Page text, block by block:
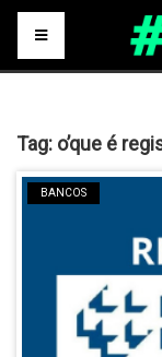
Tag: o’que é
BANCOS